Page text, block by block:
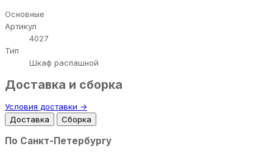
Основные
Артикул
4027
Тип
Шкаф распашной
Доставка и сборка
Условия доставки →
Доставка
Сборка
По Санкт-Петербургу